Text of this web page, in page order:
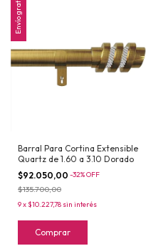
Envío gratis
Barral Para Cortina Extensible
Quartz de 1.60 a 3.10 Dorado
$92.050,00 -32%OFF
$135.700,00
9x$10.227,78 sin interés
Comprar